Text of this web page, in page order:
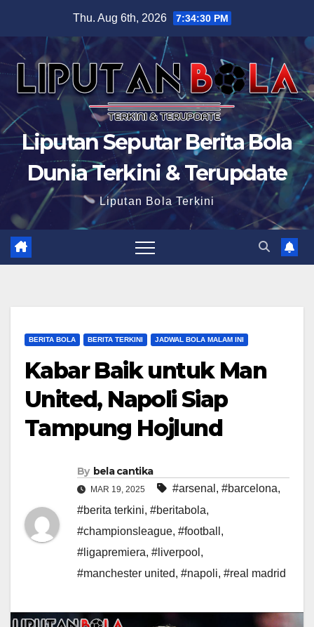
content
Thu. Aug 6th, 2026 7:34:31 PM
Liputan Seputar Berita Bola
Dunia Terkini & Terupdate
Liputan Bola Terkini
BERITA BOLA BERITA TERKINI JADWAL BOLA MALAM INI
Kabar Baik untuk Man
United, Napoli Siap
Tampung Hojlund
By bela cantika
MAR 19, 2025 #arsenal , #barcelona,
#berita terkini, #beritabola,
#championsleague, #football ,
#ligapremiera, #liverpool ,
#manchester united, #napoli, #real madrid